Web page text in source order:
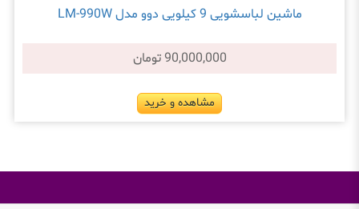
ماشین لباسشویی 9 کیلویی دوو مدل LM-990W
90,000,000 تومان
مشاهده و خرید